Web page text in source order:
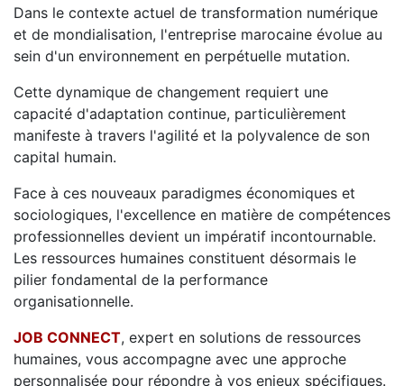
Dans le contexte actuel de transformation numérique
et de mondialisation, l'entreprise marocaine évolue au
sein d'un environnement en perpétuelle mutation.
Cette dynamique de changement requiert une
capacité d'adaptation continue, particulièrement
manifeste à travers l'agilité et la polyvalence de son
capital humain.
Face à ces nouveaux paradigmes économiques et
sociologiques, l'excellence en matière de compétences
professionnelles devient un impératif incontournable.
Les ressources humaines constituent désormais le
pilier fondamental de la performance
organisationnelle.
JOB CONNECT, expert en solutions de ressources
humaines, vous accompagne avec une approche
personnalisée pour répondre à vos enjeux spécifiques.